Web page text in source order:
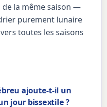
de la même saison —
purement lunaire
toutes les saisons
ajoute-t-il un
jour bissextile ?